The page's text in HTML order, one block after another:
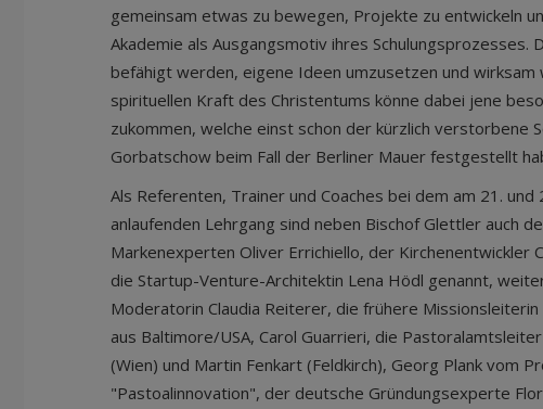
gemeinsam etwas zu bewegen, Projekte zu entwickeln
Akademie als Ausgangsmotiv ihres Schulungsprozesses.
befähigt werden, eigene Ideen umzusetzen und wirksam
spirituellen Kraft des Christentums könne dabei jene
zukommen, welche einst schon der kürzlich verstorbene
Gorbatschow beim Fall der Berliner Mauer festgestellt
Als Referenten, Trainer und Coaches bei dem am 21. und
anlaufenden Lehrgang sind neben Bischof Glettler auch
Markenexperten Oliver Errichiello, der Kirchenentwickler
die Startup-Venture-Architektin Lena Hödl genannt,
Moderatorin Claudia Reiterer, die frühere
aus Baltimore/USA, Carol Guarrieri, die
(Wien) und Martin Fenkart (Feldkirch), Georg Plank vom
"Pastoalinnovation", der deutsche Gründungsexperte